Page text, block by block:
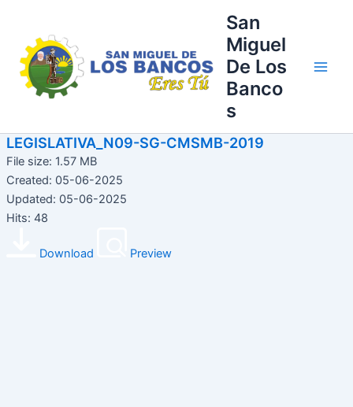
contenido
San
Miguel
De Los
Banco
s
LEGISLATIVA_N09-SG-CMSMB-2019
File size: 1.57 MB
Created: 05-06-2025
Updated: 05-06-2025
Hits: 48
Download Preview